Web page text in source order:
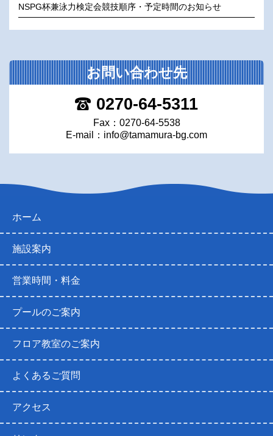
NSPG杯兼泳力検定会競技順序・予定時間のお知らせ
お問い合わせ先
0270-64-5311
Fax：0270-64-5538
E-mail： info@tamamura-bg.com
ホーム
施設案内
営業時間・料金
プールのご案内
フロア教室のご案内
よくあるご質問
アクセス